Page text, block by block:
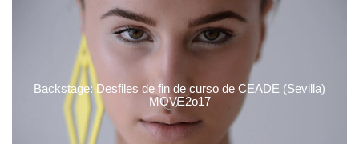
Backstage: Desfiles de fin de curso de CEADE (Sevilla)
MOVE2o17